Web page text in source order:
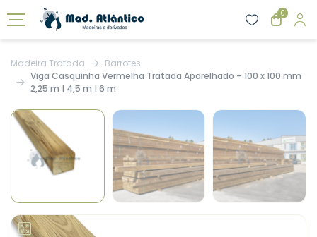
0
Madeira Tratada
Barrotes
Viga Casquinha Vermelha Tratada Aparelhado – 100 x 100 mm
2,25 m | 4,5 m | 6 m